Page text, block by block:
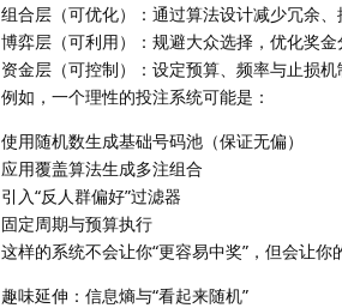
组合层（可优化）：通过算法设计减少冗余、
博弈层（可利用）：规避大众选择，优化奖金
资金层（可控制）：设定预算、频率与止损机
例如，一个理性的投注系统可能是：
使用随机数生成基础号码池（保证无偏）
应用覆盖算法生成多注组合
引入“反人群偏好”过滤器
固定周期与预算执行
这样的系统不会让你“更容易中奖”，但会让你
趣味延伸：信息熵与“看起来随机”